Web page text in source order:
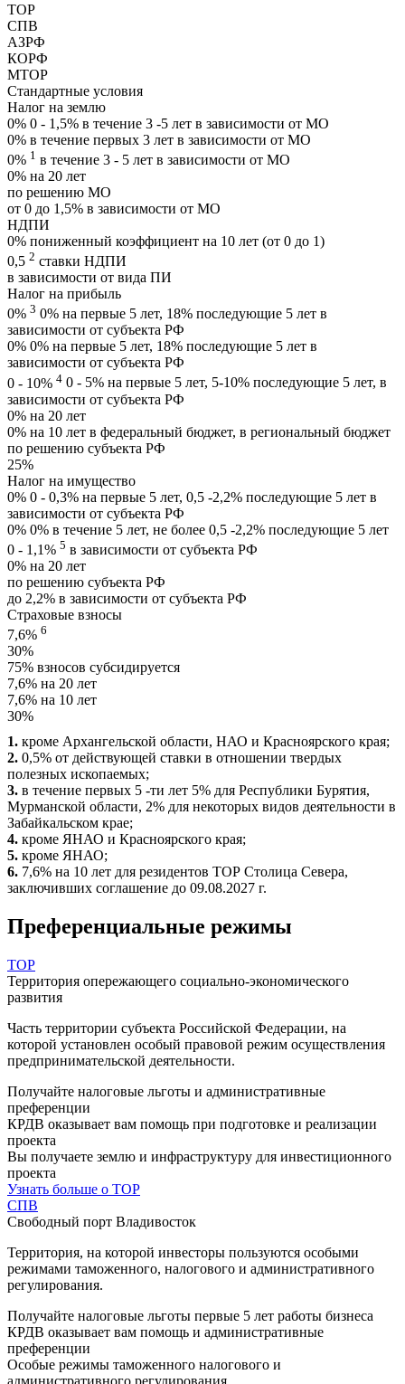
ТОР
СПВ
АЗРФ
КОРФ
MТОР
Стандартные условия
Налог на землю
0% 0 - 1,5% в течение 3 -5 лет в зависимости от МО
0% в течение первых 3 лет в зависимости от МО
0% 1 в течение 3 - 5 лет в зависимости от МО
0% на 20 лет
по решению МО
от 0 до 1,5% в зависимости от МО
НДПИ
0% пониженный коэффициент на 10 лет (от 0 до 1)
0,5 2 ставки НДПИ
в зависимости от вида ПИ
Налог на прибыль
0% 3 0% на первые 5 лет, 18% последующие 5 лет в
зависимости от субъекта РФ
0% 0% на первые 5 лет, 18% последующие 5 лет в
зависимости от субъекта РФ
0 - 10% 4 0 - 5% на первые 5 лет, 5-10% последующие 5 лет, в
зависимости от субъекта РФ
0% на 20 лет
0% на 10 лет в федеральный бюджет, в региональный бюджет
по решению субъекта РФ
25%
Налог на имущество
0% 0 - 0,3% на первые 5 лет, 0,5 -2,2% последующие 5 лет в
зависимости от субъекта РФ
0% 0% в течение 5 лет, не более 0,5 -2,2% последующие 5 лет
0 - 1,1% 5 в зависимости от субъекта РФ
0% на 20 лет
по решению субъекта РФ
до 2,2% в зависимости от субъекта РФ
Страховые взносы
7,6% 6
30%
75% взносов субсидируется
7,6% на 20 лет
7,6% на 10 лет
30%
1. кроме Архангельской области, НАО и Красноярского края;
2. 0,5% от действующей ставки в отношении твердых
полезных ископаемых;
3. в течение первых 5 -ти лет 5% для Республики Бурятия,
Мурманской области, 2% для некоторых видов деятельности в
Забайкальском крае;
4. кроме ЯНАО и Красноярского края;
5. кроме ЯНАО;
6. 7,6% на 10 лет для резидентов ТОР Столица Севера,
заключивших соглашение до 09.08.2027 г.
Преференциальные режимы
ТОР
Территория опережающего социально-экономического
развития
Часть территории субъекта Российской Федерации, на
которой установлен особый правовой режим осуществления
предпринимательской деятельности.
Получайте налоговые льготы и административные
преференции
КРДВ оказывает вам помощь при подготовке и реализации
проекта
Вы получаете землю и инфраструктуру для инвестиционного
проекта
Узнать больше о ТОР
СПВ
Свободный порт Владивосток
Территория, на которой инвесторы пользуются особыми
режимами таможенного, налогового и административного
регулирования.
Получайте налоговые льготы первые 5 лет работы бизнеса
КРДВ оказывает вам помощь и административные
преференции
Особые режимы таможенного налогового и